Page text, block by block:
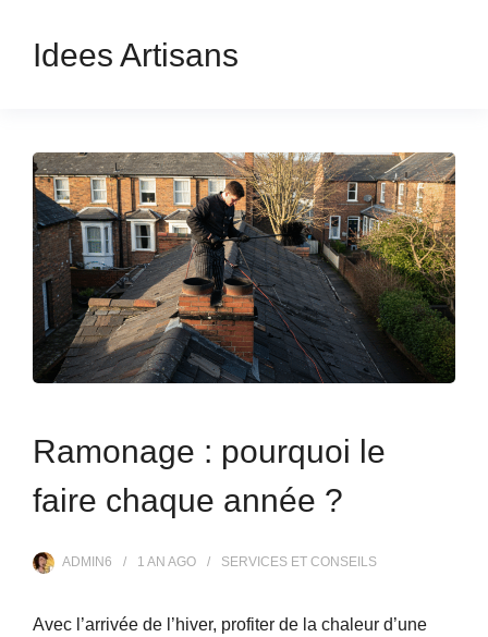
Idees Artisans
Ramonage : pourquoi le
faire chaque année ?
ADMIN6 1 AN AGO SERVICES ET CONSEILS
Avec l’arrivée de l’hiver, profiter de la chaleur d’une